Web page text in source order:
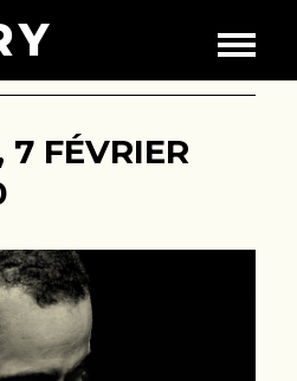
7 FÉVRIER